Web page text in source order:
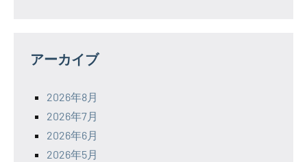
アーカイブ
2026年8月
2026年7月
2026年6月
2026年5月